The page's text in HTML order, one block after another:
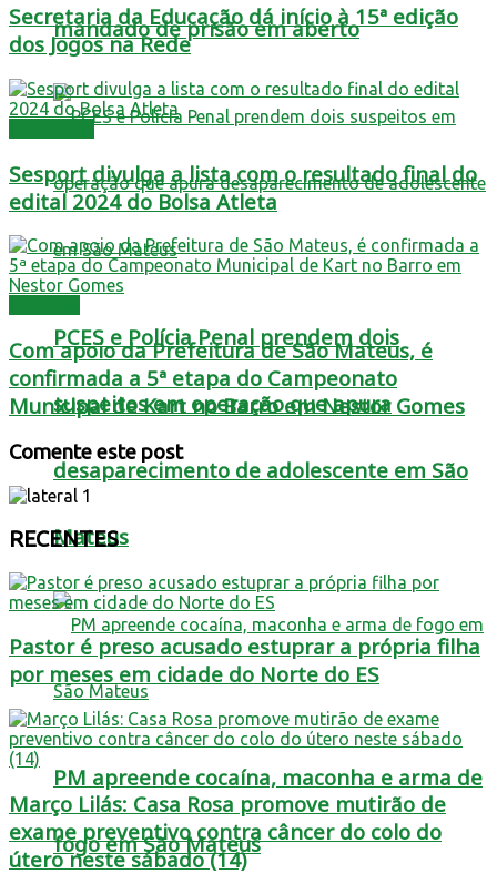
mandado de prisão em aberto
PCES e Polícia Penal prendem dois
suspeitos em operação que apura
desaparecimento de adolescente em São
Mateus
PM apreende cocaína, maconha e arma de
fogo em São Mateus
Secretaria da Educação dá início à 15ª edição
dos Jogos na Rede
Sesport divulga a lista com o resultado final do
edital 2024 do Bolsa Atleta
Com apoio da Prefeitura de São Mateus, é
confirmada a 5ª etapa do Campeonato
Municipal de Kart no Barro em Nestor Gomes
Comente este post
RECENTES
Pastor é preso acusado estuprar a própria filha
por meses em cidade do Norte do ES
Março Lilás: Casa Rosa promove mutirão de
exame preventivo contra câncer do colo do
útero neste sábado (14)